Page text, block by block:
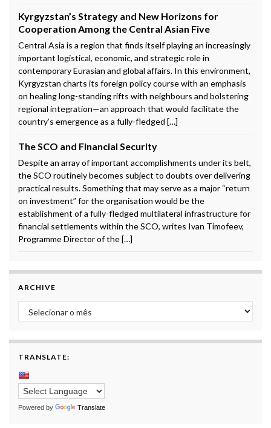
Kyrgyzstan’s Strategy and New Horizons for
Cooperation Among the Central Asian Five
Central Asia is a region that finds itself playing an increasingly
important logistical, economic, and strategic role in
contemporary Eurasian and global affairs. In this environment,
Kyrgyzstan charts its foreign policy course with an emphasis
on healing long-standing rifts with neighbours and bolstering
regional integration—an approach that would facilitate the
country’s emergence as a fully-fledged […]
The SCO and Financial Security
Despite an array of important accomplishments under its belt,
the SCO routinely becomes subject to doubts over delivering
practical results. Something that may serve as a major “return
on investment” for the organisation would be the
establishment of a fully-fledged multilateral infrastructure for
financial settlements within the SCO, writes Ivan Timofeev,
Programme Director of the […]
ARCHIVE
Archive
TRANSLATE:
Powered by Translate